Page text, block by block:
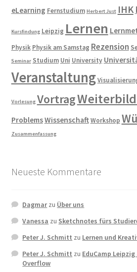
eLearning Fernstudium Herbert Just IHK
Kursfindung Leipzig Lernen
Physik Physik am Samstag Rezension
Seminar Studium Uni University
Veranstaltung
Vorlesung Vortrag
ProblemsWissenschaftWorkshop
Zusammenfassung
Neueste Kommentare
Dagmarzu Über uns
Vanessa zu Sketchnotes fürs
Peter J. Schmitt zu Lernen und
Peter J. Schmitt zu EduCamp
Overflow